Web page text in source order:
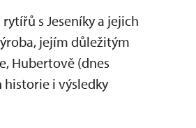
s Jeseníky a jejich
jejím důležitým
Hubertově (dnes
historie i výsledky